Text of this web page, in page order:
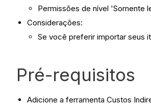
Permissões de nível 'Somente
Considerações:
Se você preferir importar seus
Pré-requisitos
Adicione a ferramenta Custos